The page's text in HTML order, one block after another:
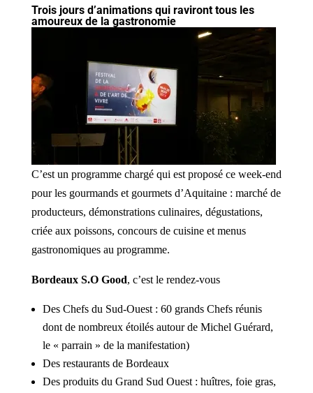
Trois jours d’animations qui raviront tous les
amoureux de la gastronomie
C’est un programme chargé qui est proposé ce week-end
pour les gourmands et gourmets d’Aquitaine : marché de
producteurs, démonstrations culinaires, dégustations,
criée aux poissons, concours de cuisine et menus
gastronomiques au programme.
Bordeaux S.O Good, c’est le rendez-vous
Des Chefs du Sud-Ouest : 60 grands Chefs réunis
dont de nombreux étoilés autour de Michel Guérard,
le « parrain » de la manifestation)
Des restaurants de Bordeaux
Des produits du Grand Sud Ouest : huîtres, foie gras,